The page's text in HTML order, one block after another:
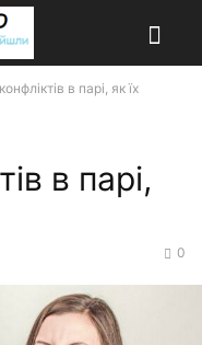
в парі, як їх
в парі,
0